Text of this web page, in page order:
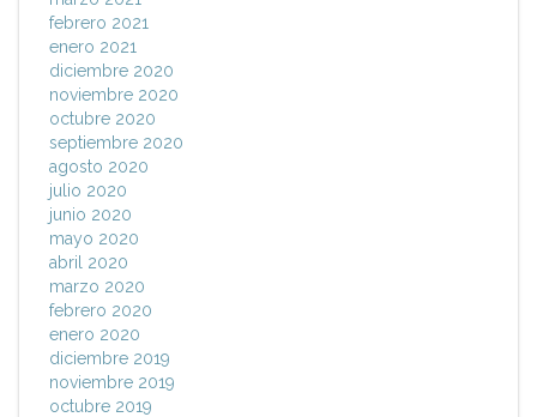
febrero 2021
enero 2021
diciembre 2020
noviembre 2020
octubre 2020
septiembre 2020
agosto 2020
julio 2020
junio 2020
mayo 2020
abril 2020
marzo 2020
febrero 2020
enero 2020
diciembre 2019
noviembre 2019
octubre 2019